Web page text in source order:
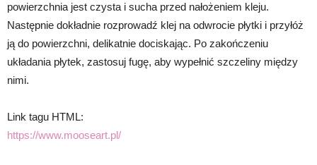
powierzchnia jest czysta i sucha przed nałożeniem kleju.
Następnie dokładnie rozprowadź klej na odwrocie płytki i przyłóż
ją do powierzchni, delikatnie dociskając. Po zakończeniu
układania płytek, zastosuj fugę, aby wypełnić szczeliny między
nimi.
Link tagu HTML:
https://www.mooseart.pl/